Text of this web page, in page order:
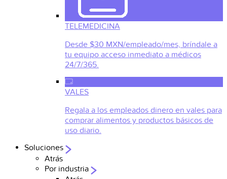
TELEMEDICINA
Desde $30 MXN/empleado/mes, bríndale a
tu equipo acceso inmediato a médicos
24/7/365.
VALES
Regala a los empleados dinero en vales para
comprar alimentos y productos básicos de
uso diario.
Soluciones
Atrás
Por industria